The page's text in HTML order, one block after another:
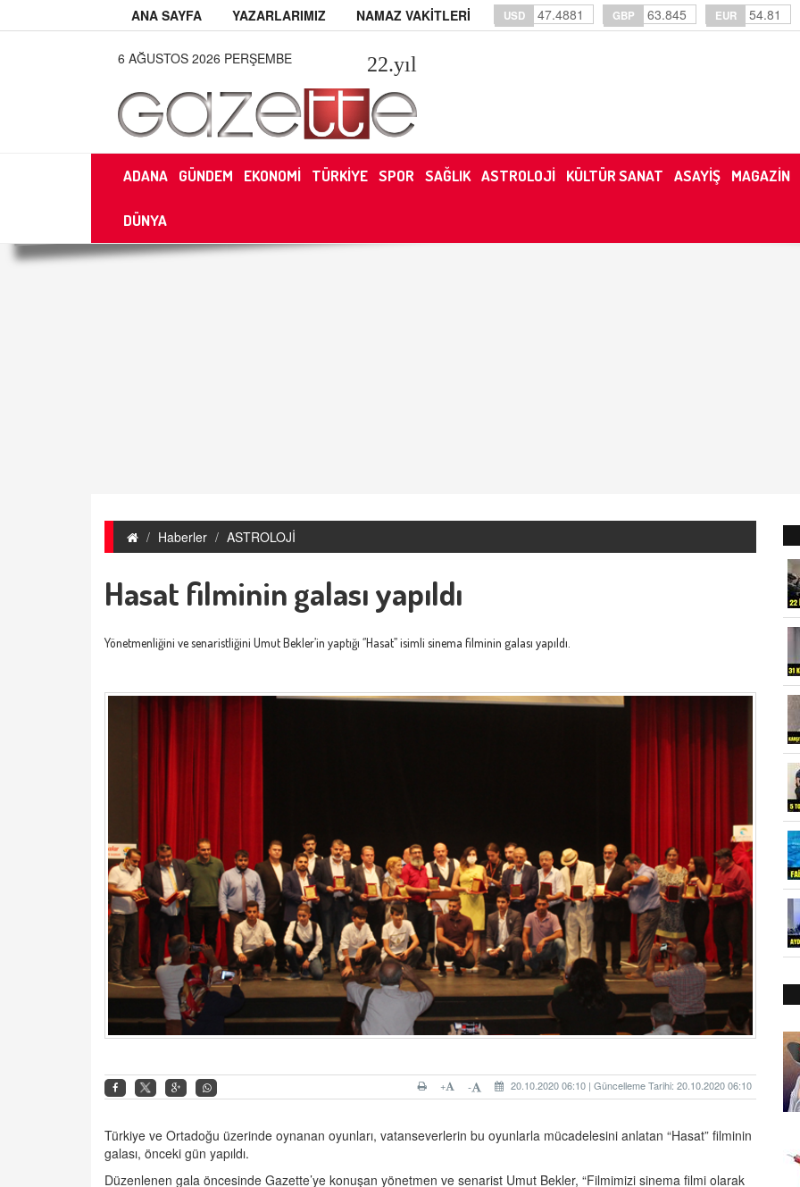
ANA SAYFA YAZARLARIMIZ NAMAZ VAKİTLERİ USD 47.4881 GBP 63.845 EUR 54.81
6 AĞUSTOS 2026 PERŞEMBE 22.yıl
ADANA GÜNDEM EKONOMİ TÜRKİYE SPOR SAĞLIK ASTROLOJİ KÜLTÜR SANAT ASAYİŞ MAGAZİN
DÜNYA
Haberler ASTROLOJİ
Hasat filminin galası yapıldı
Yönetmenliğini ve senaristliğini Umut Bekler’in yaptığı ‘’Hasat’’ isimli sinema filminin galası yapıldı.
20.10.2020 06:10 | Güncelleme Tarihi: 20.10.2020 06:10
-
+
Türkiye ve Ortadoğu üzerinde oynanan oyunları, vatanseverlerin bu oyunlarla mücadelesini anlatan “Hasat” filminin
galası, önceki gün yapıldı.
Düzenlenen gala öncesinde Gazette’ye konuşan yönetmen ve senarist Umut Bekler, “Filmimizi sinema filmi olarak